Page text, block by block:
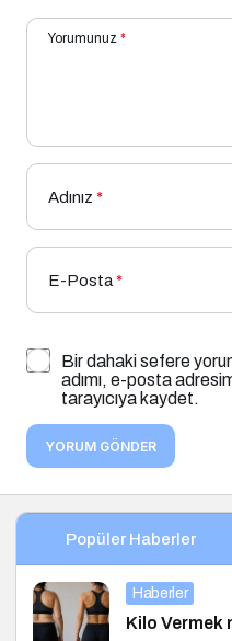
Yorumunuz *
Adınız *
E-Posta*
Bir dahaki sefere
adımı, e-posta
tarayıcıya kaydet.
YORUM GÖNDER
Popüler Haberler
Haberler
Kilo Vermek